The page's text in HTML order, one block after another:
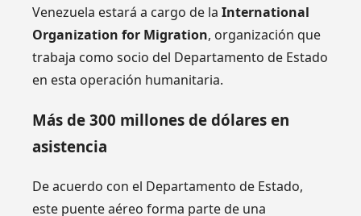
Venezuela estará a cargo de laInternational
Organization for Migration, organización que
trabaja como socio del Departamento de Estado
en esta operación humanitaria.
Más de 300 millones de dólares en
asistencia
De acuerdo con el Departamento de Estado,
este puente aéreo forma parte de una